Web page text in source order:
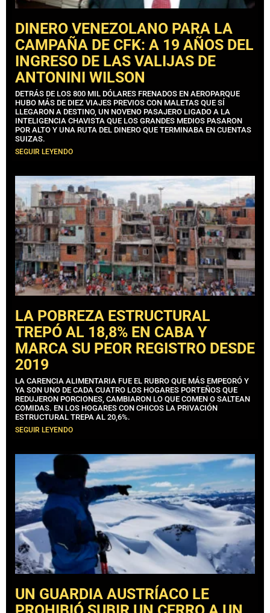
DINERO VENEZOLANO PARA LA
CAMPAÑA DE CFK: A 19 AÑOS DEL
INGRESO DE LAS VALIJAS DE
ANTONINI WILSON
DETRÁS DE LOS 800 MIL DÓLARES FRENADOS EN AEROPARQUE
HUBO MÁS DE DIEZ VIAJES PREVIOS CON MALETAS QUE SÍ
LLEGARON A DESTINO, UN NOVENO PASAJERO LIGADO A LA
INTELIGENCIA CHAVISTA QUE LOS GRANDES MEDIOS PASARON
POR ALTO Y UNA RUTA DEL DINERO QUE TERMINABA EN CUENTAS
SUIZAS.
SEGUIR LEYENDO
LA POBREZA ESTRUCTURAL
TREPÓ AL 18,8% EN CABA Y
MARCA SU PEOR REGISTRO DESDE
2019
LA CARENCIA ALIMENTARIA FUE EL RUBRO QUE MÁS EMPEORÓ Y
YA SON UNO DE CADA CUATRO LOS HOGARES PORTEÑOS QUE
REDUJERON PORCIONES, CAMBIARON LO QUE COMEN O SALTEAN
COMIDAS. EN LOS HOGARES CON CHICOS LA PRIVACIÓN
ESTRUCTURAL TREPA AL 20,6%.
SEGUIR LEYENDO
UN GUARDIA AUSTRÍACO LE